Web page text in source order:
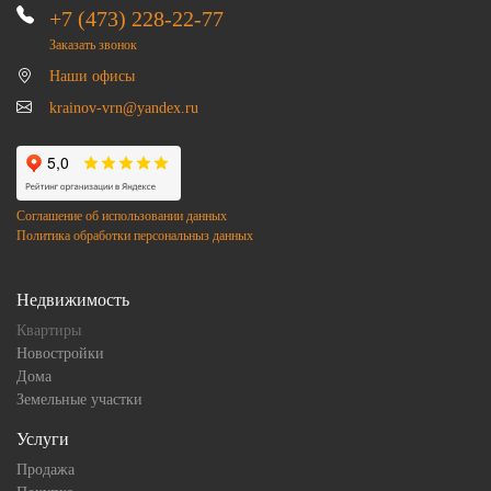
+7 (473) 228-22-77
Заказать звонок
Наши офисы
krainov-vrn@yandex.ru
Соглашение об использовании данных
Политика обработки персональныз данных
Недвижимость
Квартиры
Новостройки
Дома
Земельные участки
Услуги
Продажа